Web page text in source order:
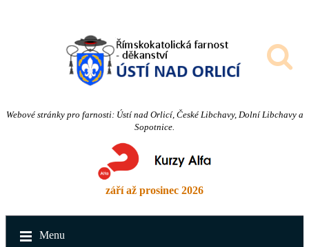
Webové stránky pro farnosti: Ústí nad Orlicí, České Libchavy, Dolní Libchavy a
Sopotnice.
září až prosinec 2026
Menu